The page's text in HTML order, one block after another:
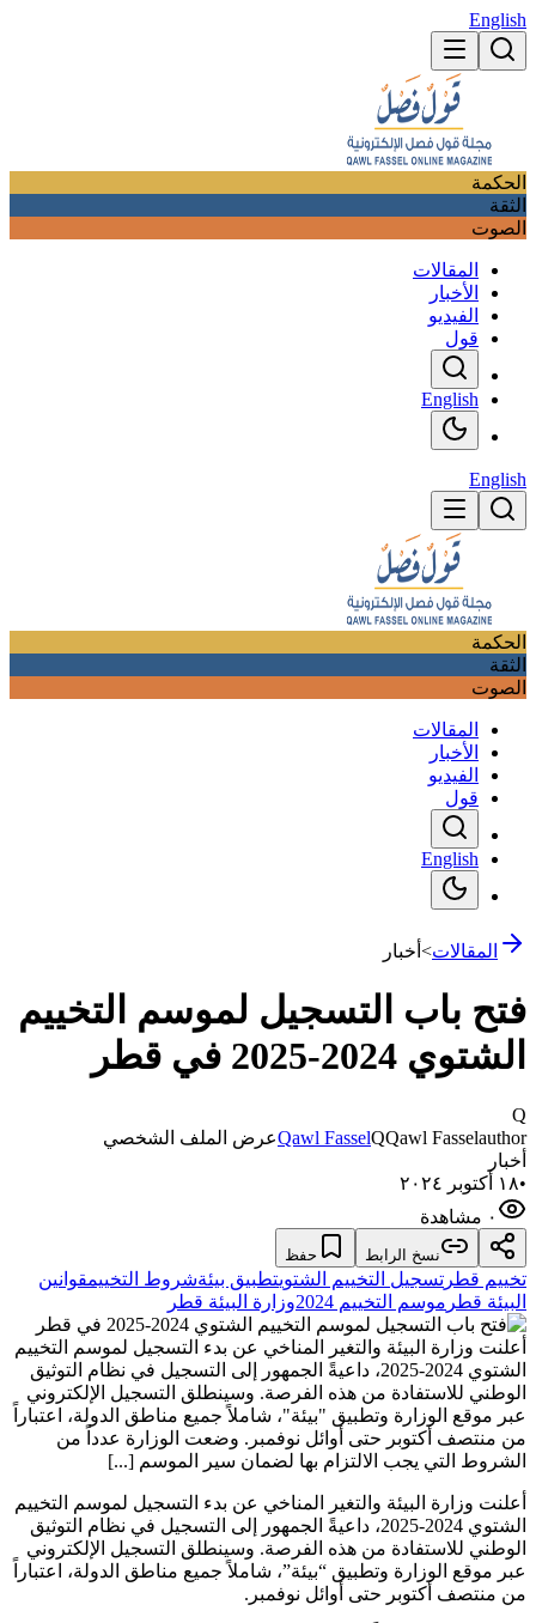
English
الحكمة
الثقة
الصوت
المقالات
الأخبار
الفيديو
قول
English
English
الحكمة
الثقة
الصوت
المقالات
الأخبار
الفيديو
قول
English
المقالات> أخبار
فتح باب التسجيل لموسم التخييم
الشتوي 2024-2025 في قطر
Q
Qawl FasselQQawl Fasselauthor
عرض الملف الشخصي
أخبار
•١٨ أكتوبر ٢٠٢٤
٠ مشاهدة
نسخ الرابط حفظ
تخييم قطر تسجيل التخييم الشتويتطبيق بيئةشروط التخييمقوانين
البيئة قطر موسم التخييم 2024 وزارة البيئة قطر
أعلنت وزارة البيئة والتغير المناخي عن بدء التسجيل لموسم التخييم
الشتوي 2024-2025، داعيةً الجمهور إلى التسجيل في نظام التوثيق
الوطني للاستفادة من هذه الفرصة. وسينطلق التسجيل الإلكتروني
عبر موقع الوزارة وتطبيق "بيئة"، شاملاً جميع مناطق الدولة، اعتباراً
من منتصف أكتوبر حتى أوائل نوفمبر. وضعت الوزارة عدداً من
الشروط التي يجب الالتزام بها لضمان سير الموسم [...]
أعلنت وزارة البيئة والتغير المناخي عن بدء التسجيل لموسم التخييم
الشتوي 2024-2025، داعيةً الجمهور إلى التسجيل في نظام التوثيق
الوطني للاستفادة من هذه الفرصة. وسينطلق التسجيل الإلكتروني
عبر موقع الوزارة وتطبيق “بيئة”، شاملاً جميع مناطق الدولة، اعتباراً
من منتصف أكتوبر حتى أوائل نوفمبر.